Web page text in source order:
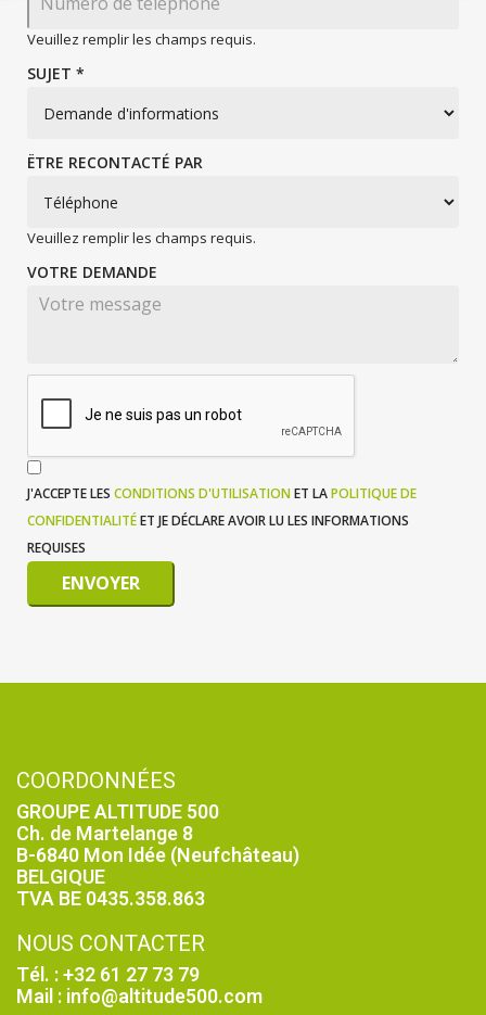
Veuillez remplir les champs requis.
SUJET *
ËTRE RECONTACTÉ PAR
Veuillez remplir les champs requis.
VOTRE DEMANDE
J'ACCEPTE LES CONDITIONS D'UTILISATIONET LAPOLITIQUE DE
CONFIDENTIALITÉET JE DÉCLARE AVOIR LU LES INFORMATIONS
REQUISES
ENVOYER
COORDONNÉES
GROUPE ALTITUDE 500
Ch. de Martelange 8
B-6840 Mon Idée (Neufchâteau)
BELGIQUE
TVA BE 0435.358.863
NOUS CONTACTER
Tél. : +32 61 27 73 79
Mail : info@altitude500.com